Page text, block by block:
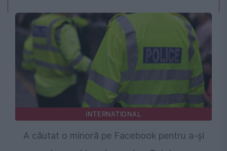
INTERNATIONAL
A căutat o minoră pe Facebook pentru a-și